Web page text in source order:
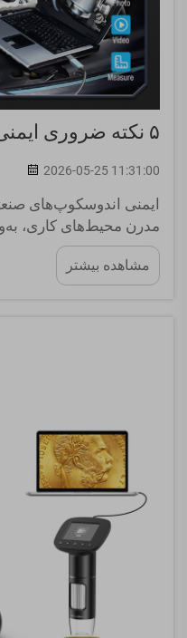
۵ نکته ضروری ایمنی اندوسکوپ صنعتی
2026-05-25 11:31:00
ایمنی اندوسکوپ‌های
مدرن محیط‌های کاری،
خودروسازی و نفت و
تکنسین‌ها و بازرسان
تجهیزات استفاده می‌کنند...
مشاهده بیشتر